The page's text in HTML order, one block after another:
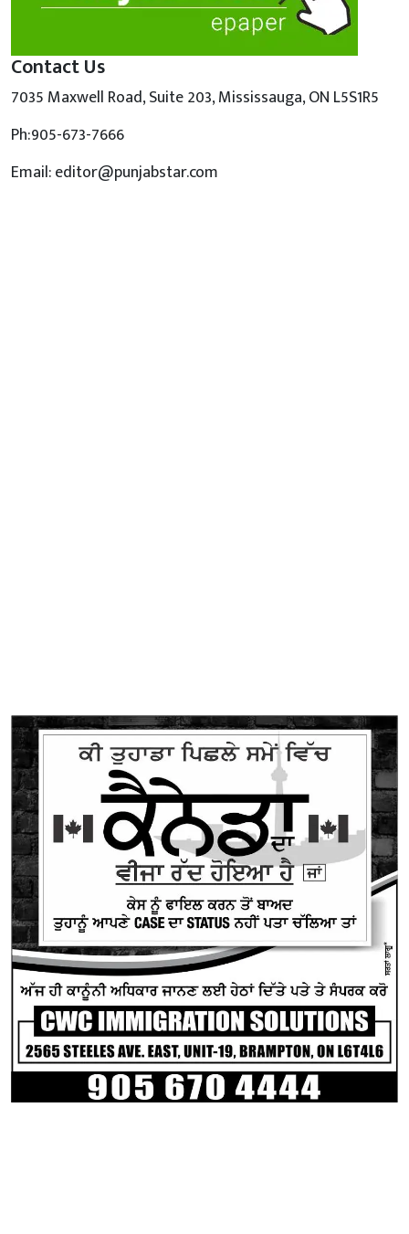
Contact Us
7035 Maxwell Road, Suite 203, Mississauga, ON L5S1R5
Ph:905-673-7666
Email: editor@punjabstar.com